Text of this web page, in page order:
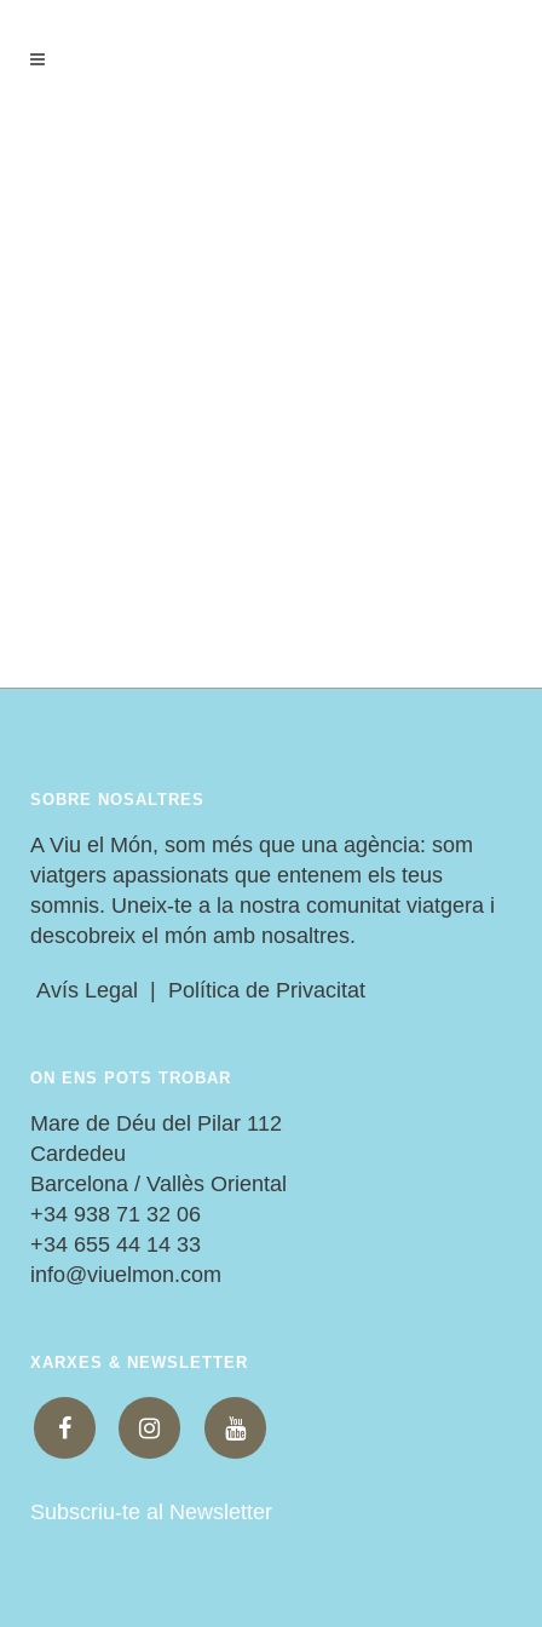
SOBRE NOSALTRES
A Viu el Món, som més que una agència: som
viatgers apassionats que entenem els teus
somnis. Uneix-te a la nostra comunitat viatgera i
descobreix el món amb nosaltres.
Avís Legal Política de Privacitat
ON ENS POTS TROBAR
Mare de Déu del Pilar 112
Cardedeu
Barcelona / Vallès Oriental
+34 938 71 32 06
+34 655 44 14 33
info@viuelmon.com
XARXES & NEWSLETTER
Subscriu-te al Newsletter